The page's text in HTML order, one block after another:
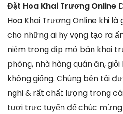
Đặt Hoa Khai Trương Online
Hoa Khai Trương Online khi
cho những ai hy vọng tạo ra
niệm trong dịp mở bán khai
phòng, nhà hàng quán ăn,
không giống. Chúng bên tôi
nghi & rất chất lượng trong
tươi trực tuyến để chúc